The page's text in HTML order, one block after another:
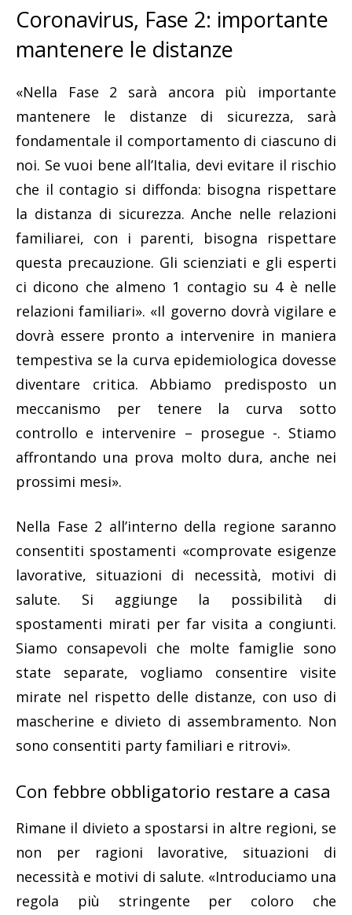
Coronavirus, Fase 2: importante
mantenere le distanze
«Nella Fase 2 sarà ancora più importante
mantenere le distanze di sicurezza, sarà
fondamentale il comportamento di ciascuno di
noi. Se vuoi bene all’Italia, devi evitare il rischio
che il contagio si diffonda: bisogna rispettare
la distanza di sicurezza. Anche nelle relazioni
familiarei, con i parenti, bisogna rispettare
questa precauzione. Gli scienziati e gli esperti
ci dicono che almeno 1 contagio su 4 è nelle
relazioni familiari». «Il governo dovrà vigilare e
dovrà essere pronto a intervenire in maniera
tempestiva se la curva epidemiologica dovesse
diventare critica. Abbiamo predisposto un
meccanismo per tenere la curva sotto
controllo e intervenire – prosegue -. Stiamo
affrontando una prova molto dura, anche nei
prossimi mesi».
Nella Fase 2 all’interno della regione saranno
consentiti spostamenti «comprovate esigenze
lavorative, situazioni di necessità, motivi di
salute. Si aggiunge la possibilità di
spostamenti mirati per far visita a congiunti.
Siamo consapevoli che molte famiglie sono
state separate, vogliamo consentire visite
mirate nel rispetto delle distanze, con uso di
mascherine e divieto di assembramento. Non
sono consentiti party familiari e ritrovi».
Con febbre obbligatorio restare a casa
Rimane il divieto a spostarsi in altre regioni, se
non per ragioni lavorative, situazioni di
necessità e motivi di salute. «Introduciamo una
regola più stringente per coloro che